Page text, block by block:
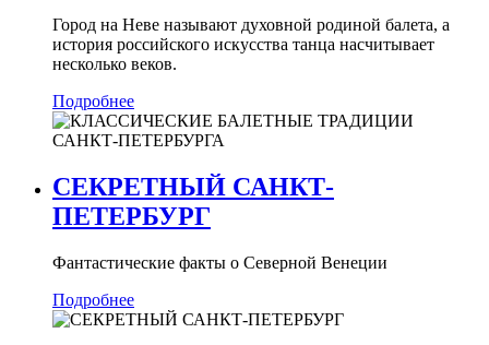
Город на Неве называют духовной родиной балета, а
история российского искусства танца насчитывает
несколько веков.
Подробнее
СЕКРЕТНЫЙ САНКТ-
ПЕТЕРБУРГ
Фантастические факты о Северной Венеции
Подробнее